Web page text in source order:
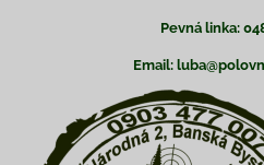
Pevná linka:
Email: